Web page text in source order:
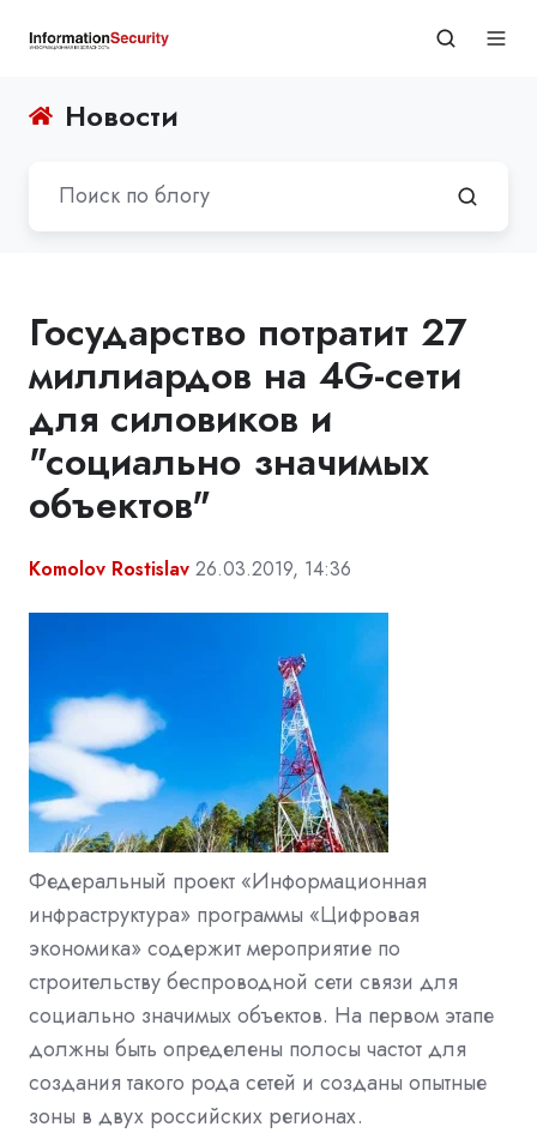
Новости
Государство потратит 27
миллиардов на 4G-сети
для силовиков и
"социально значимых
объектов"
Komolov Rostislav 26.03.2019, 14:36
Федеральный проект «Информационная
инфраструктура» программы «Цифровая
экономика» содержит мероприятие по
строительству беспроводной сети связи для
социально значимых объектов. На первом этапе
должны быть определены полосы частот для
создания такого рода сетей и созданы опытные
зоны в двух российских регионах.